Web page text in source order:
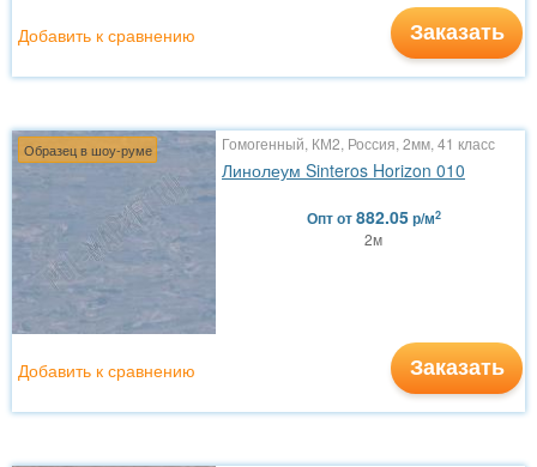
Заказать
Добавить к сравнению
Образец в шоу-руме Гомогенный, КМ2, Россия, 2мм, 41 класс
Линолеум Sinteros Horizon 010
Оптот882.05р/м2
2м
Заказать
Добавить к сравнению